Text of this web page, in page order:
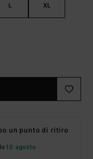
L XL
un punto di ritiro
10 agosto